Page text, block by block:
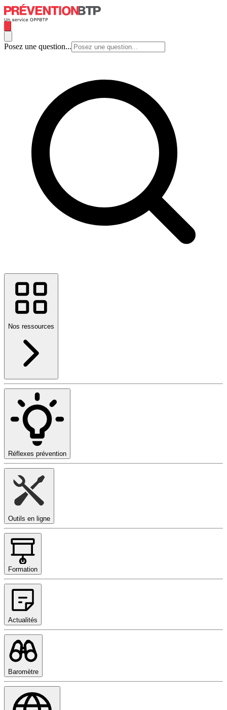
Posez une question...
Nos ressources
Réflexes prévention
Outils en ligne
Formation
Actualités
Baromètre